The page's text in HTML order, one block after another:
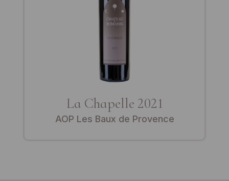
La Chapelle 2021
AOP Les Baux de Provence